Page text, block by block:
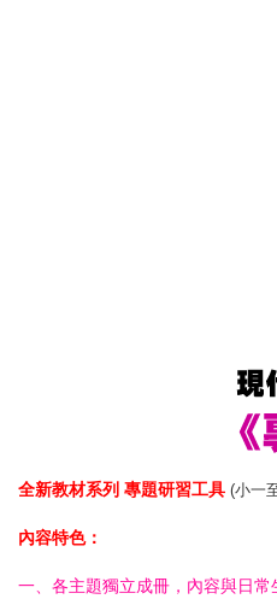
全新教材系列 專題研習工具 (小一
內容特色：
一、各主題獨立成冊，內容與日